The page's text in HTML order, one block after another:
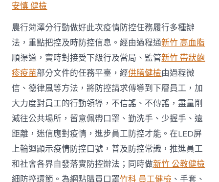
安慎 健檢
農行菏澤分行動做好此次疫情防控任務履行多種辦
法，重點把控及時防控信息。經由過程通新竹 高血脂
順渠道，實時對接受下級行及當局、監管新竹 帶狀皰
疹疫苗部分文件的任務平臺，經供膳健檢由過程微
信、德律風等方法，將防控請求傳導到下層員工，加
大力度對員工的行動領導，不信謠、不傳謠，盡量削
減往公共場所，留意佩帶口罩、勤洗手、少握手、遠
距離，迷信應對疫情，進步員工防控才能。在LED屏
上輪迴顯示疫情防控口號，普及防控常識，推進員工
和社會各界自發落實防控辦法；同時做新竹 公教健檢
細防控環節。為網點購買口罩竹科 員工健檢 、手套、